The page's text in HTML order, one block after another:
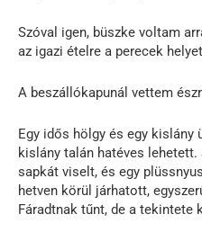
Szóval igen, büszke voltam
az igazi ételre a perecek
A beszállókapunál vettem
Egy idős hölgy és egy kislány
kislány talán hatéves
sapkát viselt, és egy
hetven körül járhatott,
Fáradtnak tűnt, de a tekintete